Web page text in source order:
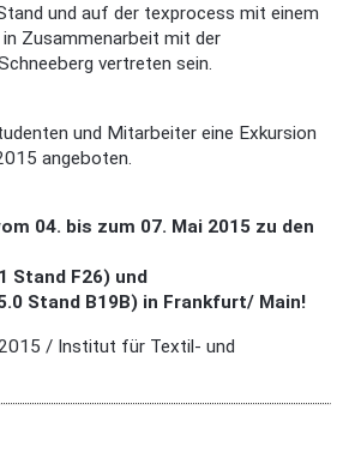
und auf der texprocess mit einem
Zusammenarbeit mit der
vertreten sein.
und Mitarbeiter eine Exkursion
angeboten.
04. bis zum 07. Mai 2015 zu den
Stand F26) und
Stand B19B) in Frankfurt/ Main!
/ Institut für Textil- und